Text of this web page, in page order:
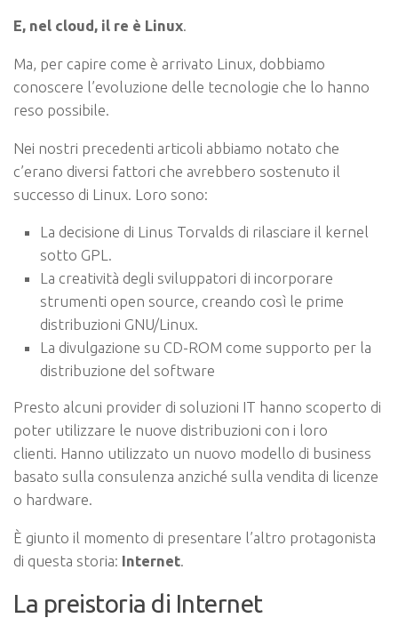
E, nel cloud, il re è Linux.
Ma, per capire come è arrivato Linux, dobbiamo
conoscere l’evoluzione delle tecnologie che lo hanno
reso possibile.
Nei nostri precedenti articoli abbiamo notato che
c’erano diversi fattori che avrebbero sostenuto il
successo di Linux. Loro sono:
La decisione di Linus Torvalds di rilasciare il kernel
sotto GPL.
La creatività degli sviluppatori di incorporare
strumenti open source, creando così le prime
distribuzioni GNU/Linux.
La divulgazione su CD-ROM come supporto per la
distribuzione del software
Presto alcuni provider di soluzioni IT hanno scoperto di
poter utilizzare le nuove distribuzioni con i loro
clienti. Hanno utilizzato un nuovo modello di business
basato sulla consulenza anziché sulla vendita di licenze
o hardware.
È giunto il momento di presentare l’altro protagonista
di questa storia: Internet.
La preistoria di Internet